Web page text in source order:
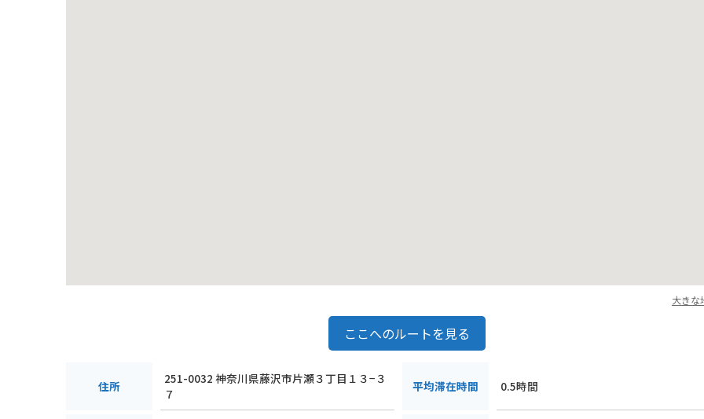
大きな
ここへのルートを見る
住所
251-0032 神奈川県藤沢市片瀬３丁目１３−３
７
平均滞在時間 0.5時間